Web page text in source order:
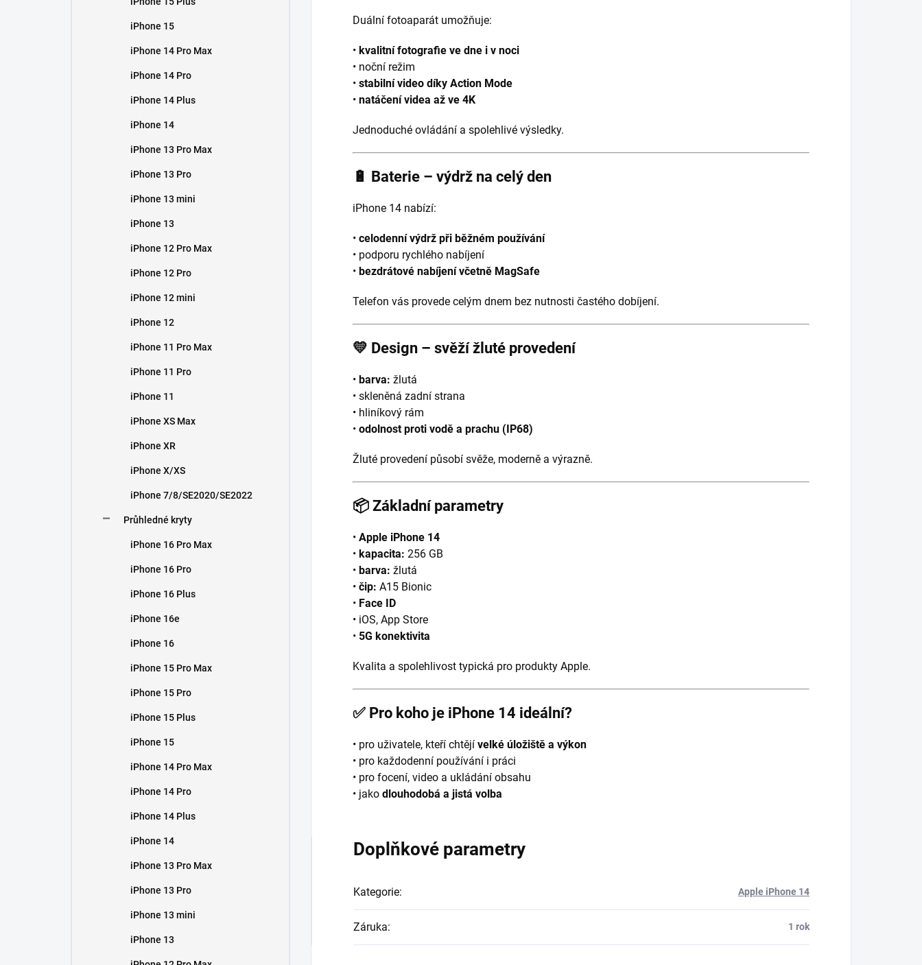
iPhone 15
iPhone 14 Pro Max
iPhone 14 Pro
iPhone 14 Plus
iPhone 14
iPhone 13 Pro Max
iPhone 13 Pro
iPhone 13 mini
iPhone 13
iPhone 12 Pro Max
iPhone 12 Pro
iPhone 12 mini
iPhone 12
iPhone 11 Pro Max
iPhone 11 Pro
iPhone 11
iPhone XS Max
iPhone XR
iPhone X/XS
iPhone 7/8/SE2020/SE2022
Průhledné kryty
iPhone 16 Pro Max
iPhone 16 Pro
iPhone 16 Plus
iPhone 16e
iPhone 16
iPhone 15 Pro Max
iPhone 15 Pro
iPhone 15 Plus
iPhone 15
iPhone 14 Pro Max
iPhone 14 Pro
iPhone 14 Plus
iPhone 14
iPhone 13 Pro Max
iPhone 13 Pro
iPhone 13 mini
iPhone 13
Duální fotoaparát umožňuje:
• kvalitní fotografie ve dne i v noci
• noční režim
• stabilní video díky Action Mode
• natáčení videa až ve 4K
Jednoduché ovládání a spolehlivé výsledky.
🔋 Baterie – výdrž na celý den
iPhone 14 nabízí:
• celodenní výdrž při běžném používání
• podporu rychlého nabíjení
• bezdrátové nabíjení včetně MagSafe
Telefon vás provede celým dnem bez nutnosti častého dobíjení.
💛 Design – svěží žluté provedení
• barva: žlutá
• skleněná zadní strana
• hliníkový rám
• odolnost proti vodě a prachu (IP68)
Žluté provedení působí svěže, moderně a výrazně.
📦 Základní parametry
• Apple iPhone 14
• kapacita: 256 GB
• barva: žlutá
• čip: A15 Bionic
• Face ID
• iOS, App Store
• 5G konektivita
Kvalita a spolehlivost typická pro produkty Apple.
✅ Pro koho je iPhone 14 ideální?
• pro uživatele, kteří chtějí velké úložiště a výkon
• pro každodenní používání i práci
• pro focení, video a ukládání obsahu
• jako dlouhodobá a jistá volba
Doplňkové parametry
Kategorie: Apple iPhone 14
Záruka: 1 rok